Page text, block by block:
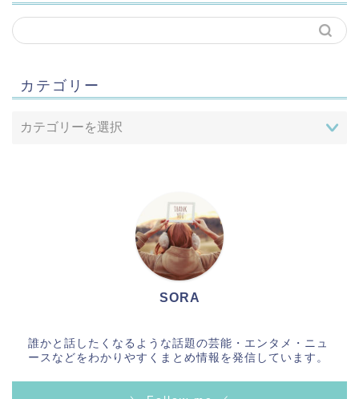
カテゴリー
SORA
誰かと話したくなるような話題の芸能・エンタメ・ニュ
ースなどをわかりやすくまとめ情報を発信しています。
お問合せ